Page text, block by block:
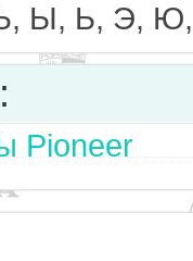
Ы, Ь, Э,
Pioneer